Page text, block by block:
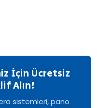
İçin Ücretsiz
Alın!
sistemleri, pano